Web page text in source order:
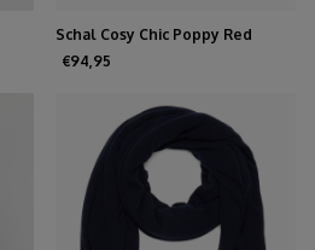
Schal Cosy Chic Poppy Red
€94,95